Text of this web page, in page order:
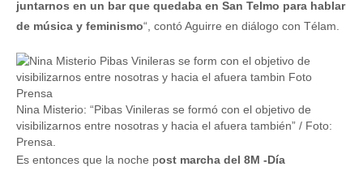
juntarnos en un bar que quedaba en San Telmo para hablar
de música y feminismo“, contó Aguirre en diálogo con Télam.
Nina Misterio: “Pibas Vinileras se formó con el objetivo de
visibilizarnos entre nosotras y hacia el afuera también” / Foto:
Prensa.
Es entonces que la noche post marcha del 8M -Día